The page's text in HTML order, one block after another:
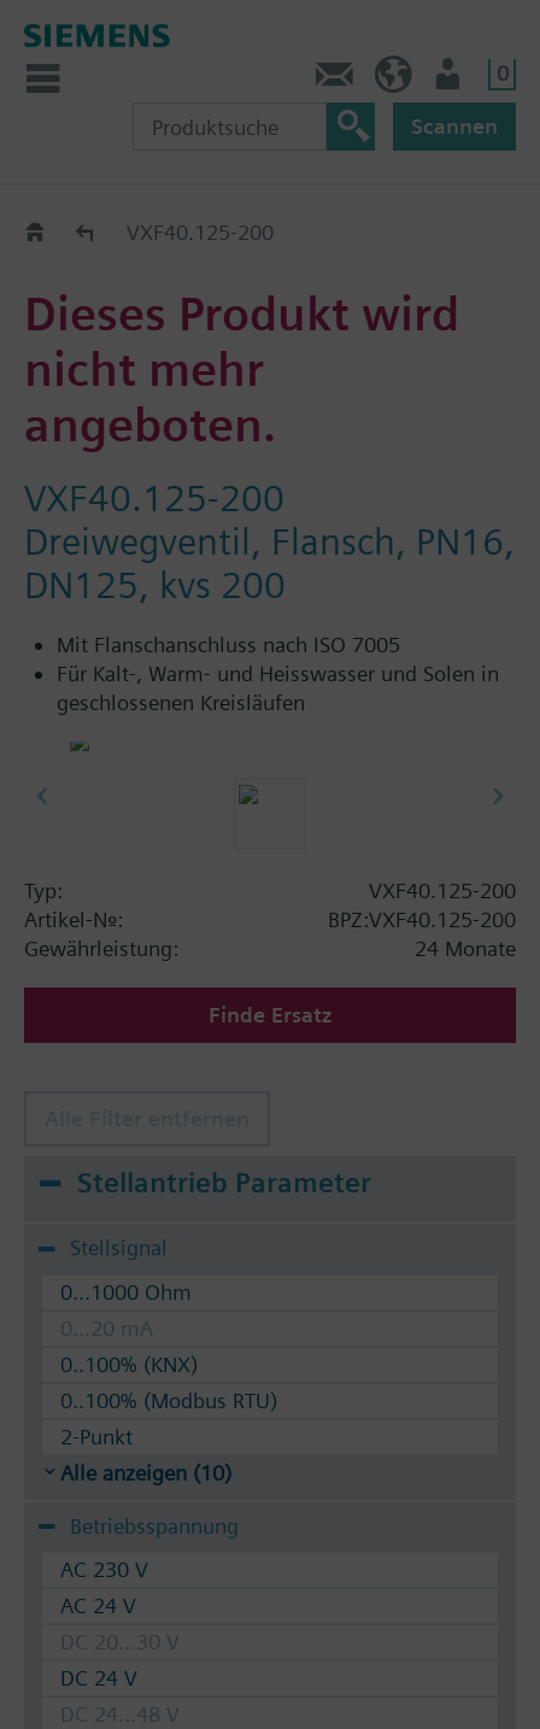
0
Scannen
Old2NewVXF40.125-200
Dieses Produkt wird
nicht mehr
angeboten.
VXF40.125-200
Dreiwegventil, Flansch, PN16,
DN125, kvs 200
Mit Flanschanschluss nach ISO 7005
Für Kalt-, Warm- und Heisswasser und Solen in
geschlossenen Kreisläufen
Typ:
VXF40.125-200
Artikel-Nr.:
BPZ:VXF40.125-200
Gewährleistung:
24 Monate
Finde Ersatz
Stellantrieb Parameter
Stellsignal
0...1000 Ohm
0...20 mA
0..100% (KNX)
0..100% (Modbus RTU)
2-Punkt
Alle anzeigen (10)
Betriebsspannung
AC 230 V
AC 24 V
DC 20...30 V
DC 24 V
DC 24...48 V